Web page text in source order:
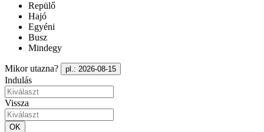
Repülő
Hajó
Egyéni
Busz
Mindegy
Mikor utazna? pl.: 2026-08-15
Indulás
Vissza
OK